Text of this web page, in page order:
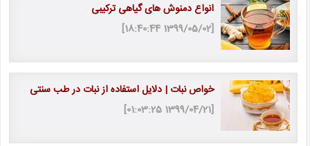
انواع دمنوش های گیاهی ترکیبی
[1399/05/02 18:40:44]
خواص نبات | دلایل استفاده از نبات در طب سنتی
[1399/04/21 01:03:25]